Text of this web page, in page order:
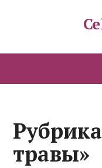
травы»